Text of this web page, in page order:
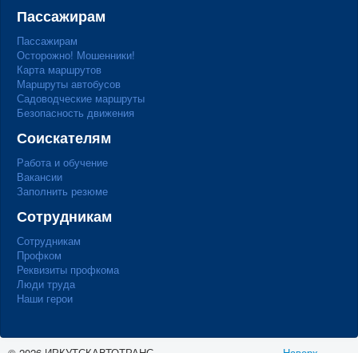
Пассажирам
Пассажирам
Осторожно! Мошенники!
Карта маршрутов
Маршруты автобусов
Садоводческие маршруты
Безопасность движения
Соискателям
Работа и обучение
Вакансии
Заполнить резюме
Сотрудникам
Сотрудникам
Профком
Реквизиты профкома
Люди труда
Наши герои